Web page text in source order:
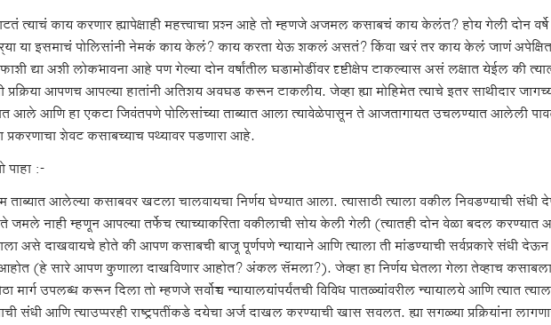
त्याचं काय करणार ह्यापेक्षाही महत्त्वाचा प्रश्न आहे तो म्हणजे अजमल कसाबचं काय केलंत? होय गेली दोन वर्षे
या इसमाचं पोलिसांनी नेमकं काय केलं? काय करता येऊ शकलं असतं? किंवा खरं तर काय केलं जाणं
द्या अशी लोकभावना आहे पण गेल्या दोन वर्षांतील घडामोडींवर दृष्टीक्षेप टाकल्यास असं लक्षात येईल की
प्रक्रिया आपणच आपल्या हातांनी अतिशय अवघड करून टाकलीय. जेव्हा ह्या मोहिमेत त्याचे इतर साथीदार
आले आणि हा एकटा जिवंतपणे पोलिसांच्या ताब्यात आला त्यावेळेपासून ते आजतागायत उचलण्यात आलेली
प्रकरणाचा शेवट कसाबच्याच पथ्यावर पडणारा आहे.
पाहा :-
ताब्यात आलेल्या कसाबवर खटला चालवायचा निर्णय घेण्यात आला. त्यासाठी त्याला वकील निवडण्याची संधी
ते जमले नाही म्हणून आपल्या तर्फेच त्याच्याकरिता वकीलाची सोय केली गेली (त्यातही दोन वेळा बदल करण्यात
असे दाखवायचे होते की आपण कसाबची बाजू पूर्णपणे न्यायाने आणि त्याला ती मांडण्याची सर्वप्रकारे संधी देऊन
(हे सारे आपण कुणाला दाखविणार आहोत? अंकल सॅमला?). जेव्हा हा निर्णय घेतला गेला तेव्हाच
मार्ग उपलब्ध करून दिला तो म्हणजे सर्वोच्च न्यायालयांपर्यंतची विविध पातळ्यांवरील न्यायालये आणि त्यात
संधी आणि त्याउप्परही राष्ट्रपतींकडे दयेचा अर्ज दाखल करण्याची खास सवलत. ह्या सगळ्या प्रक्रियांना